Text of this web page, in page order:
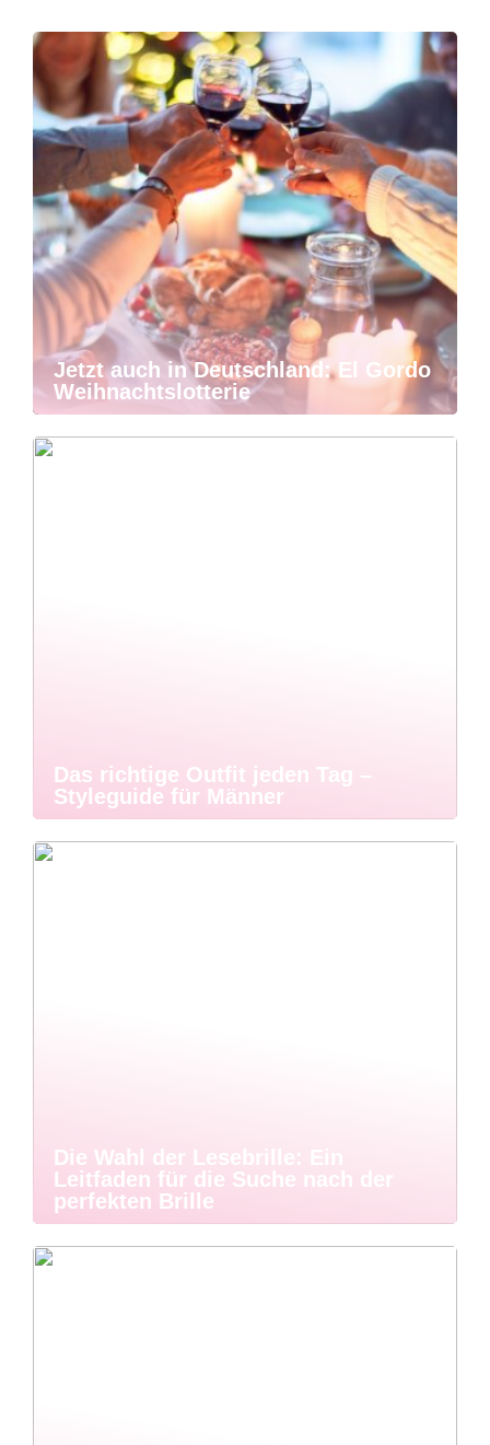
Jetzt auch in Deutschland: El Gordo
Weihnachtslotterie
Das richtige Outfit jeden Tag –
Styleguide für Männer
Die Wahl der Lesebrille: Ein
Leitfaden für die Suche nach der
perfekten Brille